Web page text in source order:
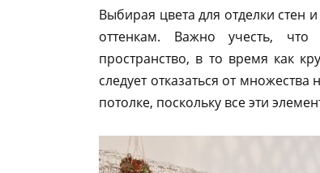
Выбирая цвета для отделки стен
оттенкам. Важно учесть,
пространство, в то время как
следует отказаться от
потолке, поскольку все эти